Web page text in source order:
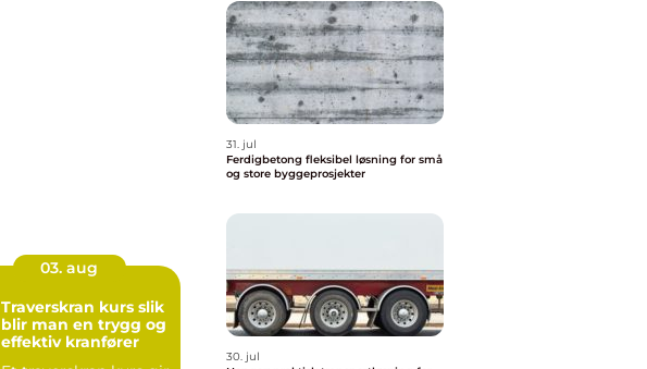
03. aug
Traverskran kurs slik
blir man en trygg og
effektiv kranfører
31. jul
Ferdigbetong fleksibel løsning for små
og store byggeprosjekter
30. jul